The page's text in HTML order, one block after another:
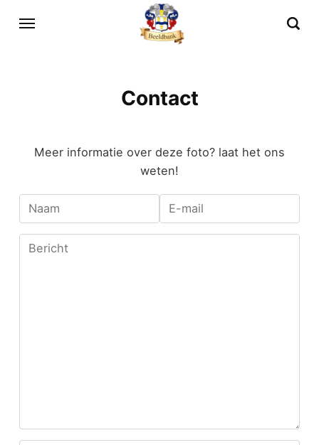
Contact
Meer informatie over deze foto? laat het ons
weten!